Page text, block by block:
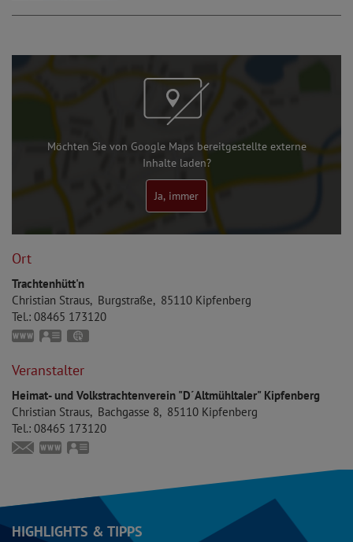
Möchten Sie von Google Maps bereitgestellte externe
Inhalte laden?
Ja, immer
Ort
Trachtenhütt'n
Christian Straus Burgstraße 85110 Kipfenberg
Tel.: 08465 173120
www.trachtenverein-kipfenberg.de
vCard
Veranstalter
Heimat- und Volkstrachtenverein "D´Altmühltaler" Kipfenberg
Christian Straus Bachgasse 8 85110 Kipfenberg
Tel.: 08465 173120
christian-straus@t-online.de
www.trachtenverein-kipfenberg.de
HIGHLIGHTS & TIPPS